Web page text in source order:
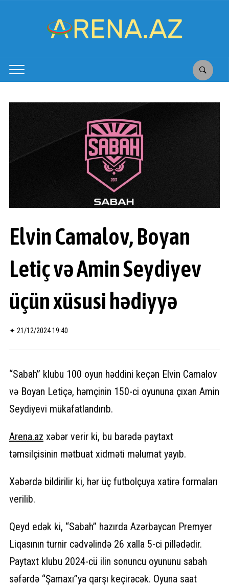
Elvin Camalov, Boyan
Letiç və Amin Seydiyev
üçün xüsusi hədiyyə
✦ 21/12/2024 19:40
“Sabah” klubu 100 oyun həddini keçən Elvin Camalov
və Boyan Letiçə, həmçinin 150-ci oyununa çıxan Amin
Seydiyevi mükafatlandırıb.
Arena.az xəbər verir ki, bu barədə paytaxt
təmsilçisinin mətbuat xidməti məlumat yayıb.
Xəbərdə bildirilir ki, hər üç futbolçuya xatirə formaları
verilib.
Qeyd edək ki, “Sabah” hazırda Azərbaycan Premyer
Liqasının turnir cədvəlində 26 xalla 5-ci pillədədir.
Paytaxt klubu 2024-cü ilin sonuncu oyununu sabah
səfərdə “Şamaxı”ya qarşı keçirəcək. Oyuna saat